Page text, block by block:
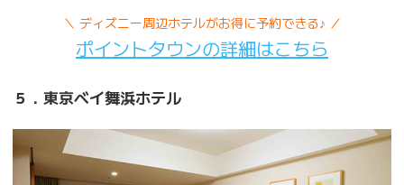
＼ ディズニー周辺ホテルがお得に予約できる♪ ／
ポイントタウンの詳細はこちら
５．東京ベイ舞浜ホテル